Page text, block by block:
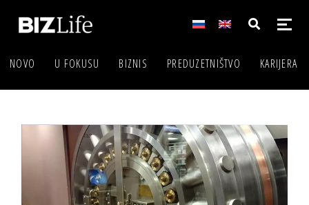
NOVO U FOKUSU BIZNIS PREDUZETNIŠTVO KARIJERA